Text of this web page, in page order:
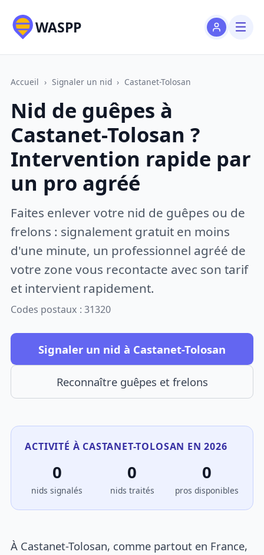
WASPP
Accueil › Signaler un nid › Castanet-Tolosan
Nid de guêpes à
Castanet-Tolosan ?
Intervention rapide par
un pro agréé
Faites enlever votre nid de guêpes ou de
frelons : signalement gratuit en moins
d'une minute, un professionnel agréé de
votre zone vous recontacte avec son tarif
et intervient rapidement.
Codes postaux : 31320
Signaler un nid à Castanet-Tolosan
Reconnaître guêpes et frelons
ACTIVITÉ À CASTANET-TOLOSAN EN 2026
0
nids signalés
0
nids traités
0
pros disponibles
À Castanet-Tolosan, comme partout en France,